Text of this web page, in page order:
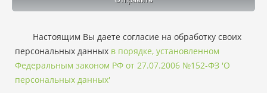
Настоящим Вы даете согласие на обработку своих
персональных данных в порядке, установленном
Федеральным законом РФ от 27.07.2006 №152-ФЗ 'О
персональных данных'